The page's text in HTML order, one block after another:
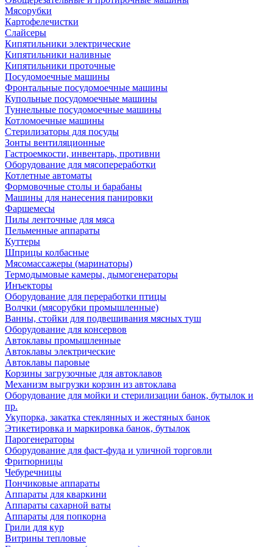
Мясорубки
Картофелечистки
Слайсеры
Кипятильники электрические
Кипятильники наливные
Кипятильники проточные
Посудомоечные машины
Фронтальные посудомоечные машины
Купольные посудомоечные машины
Туннельные посудомоечные машины
Котломоечные машины
Стерилизаторы для посуды
Зонты вентиляционные
Гастроемкости, инвентарь, противни
Оборудование для мясопереработки
Котлетные автоматы
Формовочные столы и барабаны
Машины для нанесения панировки
Фаршемесы
Пилы ленточные для мяса
Пельменные аппараты
Куттеры
Шприцы колбасные
Мясомассажеры (маринаторы)
Термодымовые камеры, дымогенераторы
Инъекторы
Оборудование для переработки птицы
Волчки (мясорубки промышленные)
Ванны, стойки для подвешивания мясных туш
Оборудование для консервов
Автоклавы промышленные
Автоклавы электрические
Автоклавы паровые
Корзины загрузочные для автоклавов
Механизм выгрузки корзин из автоклава
Оборудование для мойки и стерилизации банок, бутылок и
пр.
Укупорка, закатка стеклянных и жестяных банок
Этикетировка и маркировка банок, бутылок
Парогенераторы
Оборудование для фаст-фуда и уличной торговли
Фритюрницы
Чебуречницы
Пончиковые аппараты
Аппараты для кваркини
Аппараты сахарной ваты
Аппараты для попкорна
Грили для кур
Витрины тепловые